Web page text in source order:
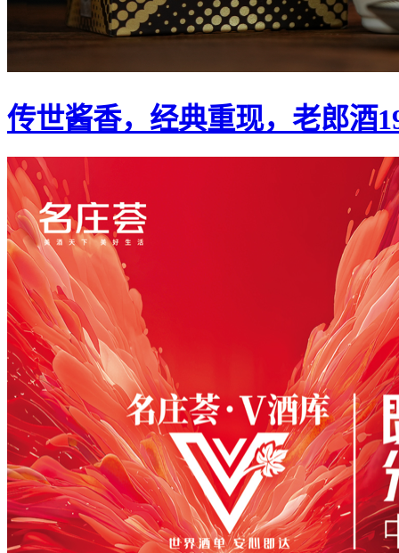
传世酱香，经典重现，老郎酒